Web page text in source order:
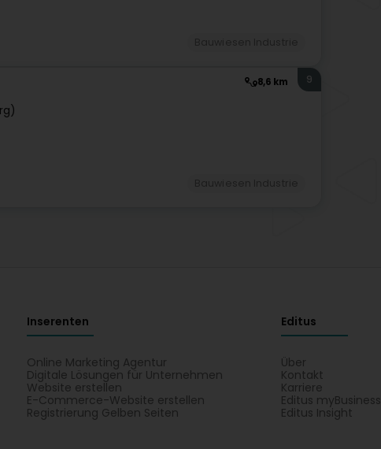
8,6 km 9
Inserenten
Online Marketing Agentur
Digitale Lösungen für Unternehmen
Website erstellen
E-Commerce-Website erstellen
Registrierung Gelben Seiten
Editus
Über
Kontakt
Karriere
Editus myBusiness
Editus Insight